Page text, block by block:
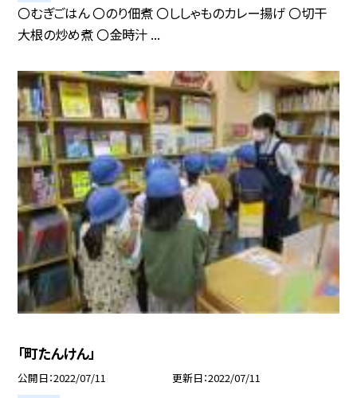
〇むぎごはん 〇のり佃煮 〇ししゃものカレー揚げ 〇切干
大根の炒め煮 〇金時汁 ...
「町たんけん」
公開日 2022/07/11 更新日 2022/07/11